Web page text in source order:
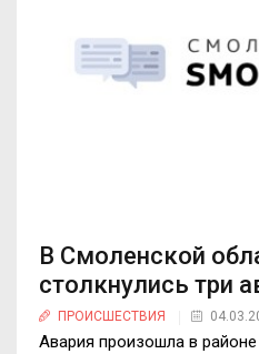
В Смоленской
столкнулись три
ПРОИСШЕСТВИЯ
Авария произошла в